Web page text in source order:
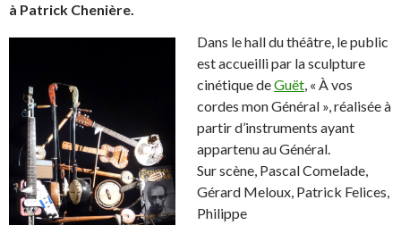
à Patrick Chenière.
Dans le hall du théâtre, le public
est accueilli par la sculpture
cinétique deGuët, « À vos
cordes mon Général », réalisée à
partir d’instruments ayant
appartenu au Général.
Sur scène, Pascal Comelade,
Gérard Meloux, Patrick Felices,
Philippe